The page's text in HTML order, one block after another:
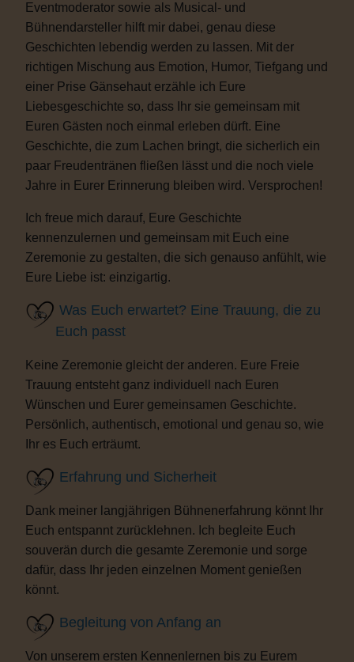
Eventmoderator sowie als Musical- und
Bühnendarsteller hilft mir dabei, genau diese
Geschichten lebendig werden zu lassen. Mit der
richtigen Mischung aus Emotion, Humor, Tiefgang und
einer Prise Gänsehaut erzähle ich Eure
Liebesgeschichte so, dass Ihr sie gemeinsam mit
Euren Gästen noch einmal erleben dürft. Eine
Geschichte, die zum Lachen bringt, die sicherlich ein
paar Freudentränen fließen lässt und die noch viele
Jahre in Eurer Erinnerung bleiben wird. Versprochen!
Ich freue mich darauf, Eure Geschichte
kennenzulernen und gemeinsam mit Euch eine
Zeremonie zu gestalten, die sich genauso anfühlt, wie
Eure Liebe ist: einzigartig.
Was Euch erwartet? Eine Trauung, die zu
Euch passt
Keine Zeremonie gleicht der anderen. Eure Freie
Trauung entsteht ganz individuell nach Euren
Wünschen und Eurer gemeinsamen Geschichte.
Persönlich, authentisch, emotional und genau so, wie
Ihr es Euch erträumt.
Erfahrung und Sicherheit
Dank meiner langjährigen Bühnenerfahrung könnt Ihr
Euch entspannt zurücklehnen. Ich begleite Euch
souverän durch die gesamte Zeremonie und sorge
dafür, dass Ihr jeden einzelnen Moment genießen
könnt.
Begleitung von Anfang an
Von unserem ersten Kennenlernen bis zu Eurem